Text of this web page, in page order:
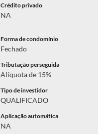
Crédito privado
NA
Forma de condomínio
Fechado
Tributação perseguida
Alíquota de 15%
Tipo de investidor
QUALIFICADO
Aplicação automática
NA